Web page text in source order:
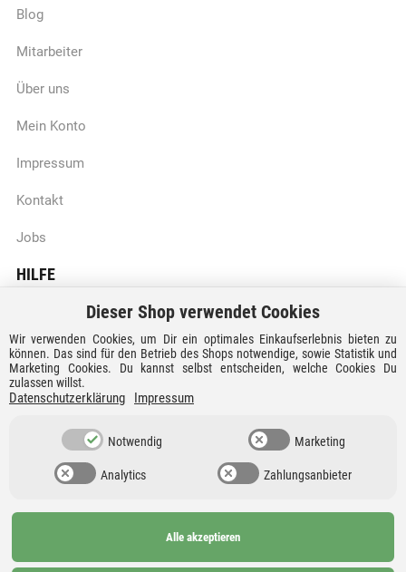
Blog
Mitarbeiter
Über uns
Mein Konto
Impressum
Kontakt
Jobs
HILFE
Batteriegesetzhinweise
Vertrag widerrufen
Versandkosten und Lieferzeiten
Zahlungsarten
Dieser Shop verwendet Cookies
Wir verwenden Cookies, um Dir ein optimales Einkaufserlebnis bieten zu
können. Das sind für den Betrieb des Shops notwendige, sowie Statistik und
Marketing Cookies. Du kannst selbst entscheiden, welche Cookies Du
zulassen willst.
Datenschutzerklärung Impressum
Notwendig Marketing
Analytics Zahlungsanbieter
Alle akzeptieren